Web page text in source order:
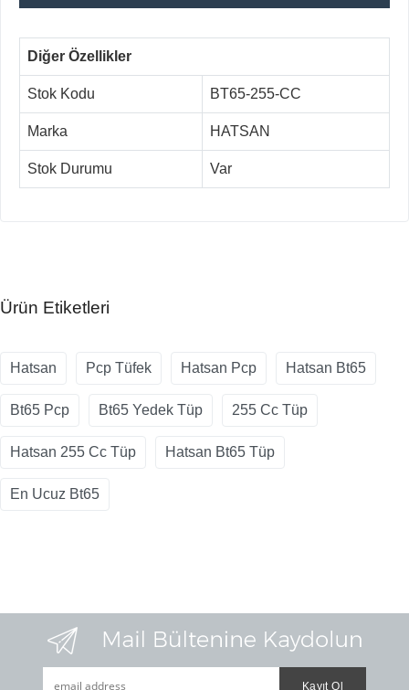
Diğer Özellikler
Stok Kodu BT65-255-CC
Marka HATSAN
Stok Durumu Var
Ürün Etiketleri
Hatsan Pcp Tüfek Hatsan Pcp Hatsan Bt65
Bt65 Pcp Bt65 Yedek Tüp 255 Cc Tüp
Hatsan 255 Cc Tüp Hatsan Bt65 Tüp
En Ucuz Bt65